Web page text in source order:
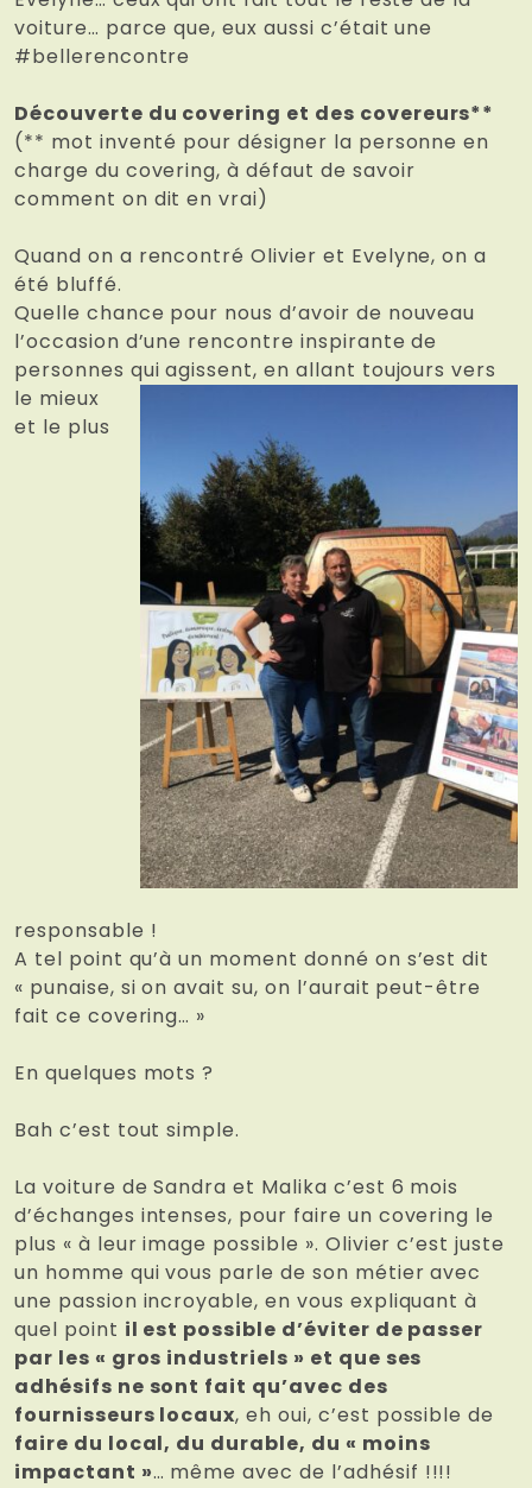
voiture… parce que, eux aussi c’était une
#bellerencontre
Découverte du covering et des covereurs**
(** mot inventé pour désigner la personne en
charge du covering, à défaut de savoir
comment on dit en vrai)
Quand on a rencontré Olivier et Evelyne, on a
été bluffé.
Quelle chance pour nous d’avoir de nouveau
l’occasion d’une rencontre inspirante de
personnes qui agissent, en allant toujours vers
le mieux
et le plus
responsable !
A tel point qu’à un moment donné on s’est dit
« punaise, si on avait su, on l’aurait peut-être
fait ce covering… »
En quelques mots ?
Bah c’est tout simple.
La voiture de Sandra et Malika c’est 6 mois
d’échanges intenses, pour faire un covering le
plus « à leur image possible ». Olivier c’est juste
un homme qui vous parle de son métier avec
une passion incroyable, en vous expliquant à
quel point il est possible d’éviter de passer
par les « gros industriels » et que ses
adhésifs ne sont fait qu’avec des
fournisseurs locaux, eh oui, c’est possible de
faire du local, du durable, du « moins
impactant »… même avec de l’adhésif !!!!